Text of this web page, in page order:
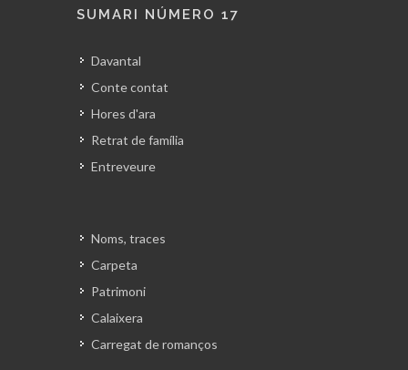
SUMARI NÚMERO 17
Davantal
Conte contat
Hores d'ara
Retrat de família
Entreveure
Noms, traces
Carpeta
Patrimoni
Calaixera
Carregat de romanços